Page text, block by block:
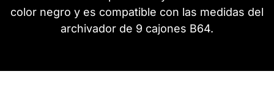
color negro y es compatible con las medidas del
archivador de 9 cajones B64.